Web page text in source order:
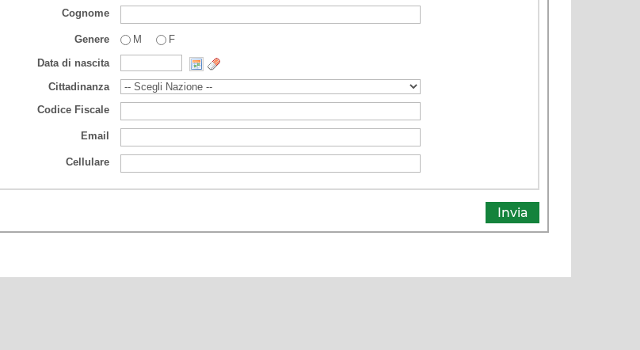
Cognome
Genere M
F
Data di nascita
Cittadinanza
Codice Fiscale
Email
Cellulare